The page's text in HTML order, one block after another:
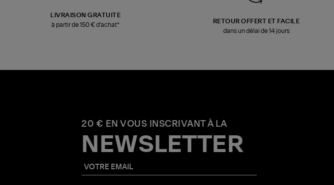
LIVRAISON GRATUITE
à partir de 150 € d'achat*
RETOUR OFFERT ET FACILE
dans un délai de 14 jours
20 € EN VOUS INSCRIVANT À LA
NEWSLETTER